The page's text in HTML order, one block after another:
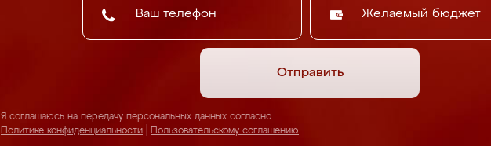
Желаемый бюджет
Отправить
Я соглашаюсь на передачу персональных данных согласно
Политике конфиденциальности
Пользовательскому соглашению